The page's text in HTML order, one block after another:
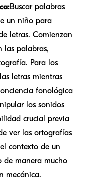
Buscar palabras
un niño para
letras. Comienzan
las palabras,
Para los
letras mientras
fonológica
los sonidos
crucial previa
ver las ortografías
contexto de un
de manera mucho
mecánica.